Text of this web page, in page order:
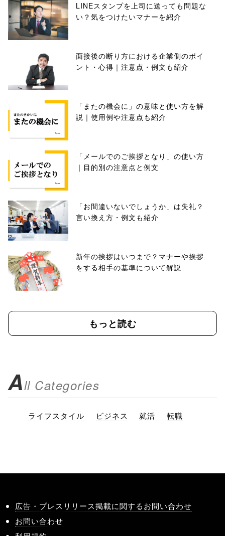
LINEスタンプを上司に送っても問題な
い？気をつけたいマナーを紹介
面接後の断り方における企業側のポイ
ント・心得｜注意点・例文も紹介
「またの機会に」の意味と使い方を解
説｜使用例や注意点も紹介
「メールでのご挨拶となり」の使い方
｜目的別の注意点と例文
「お間違いないでしょうか」は失礼？
言い換え方・例文も紹介
新年の挨拶はいつまで？マナーや挨拶
をする相手の基準について解説
もっと読む
All Categories
ライフスタイル ビジネス 就活 転職
広告・プレスリリース掲載に関するお問い合わせ
お問い合わせ